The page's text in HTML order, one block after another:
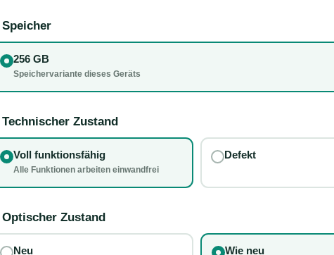
Speicher
256 GB
Speichervariante dieses Geräts
Technischer Zustand
Voll funktionsfähig
Alle Funktionen arbeiten einwandfrei
Defekt
Optischer Zustand
Neu Wie neu